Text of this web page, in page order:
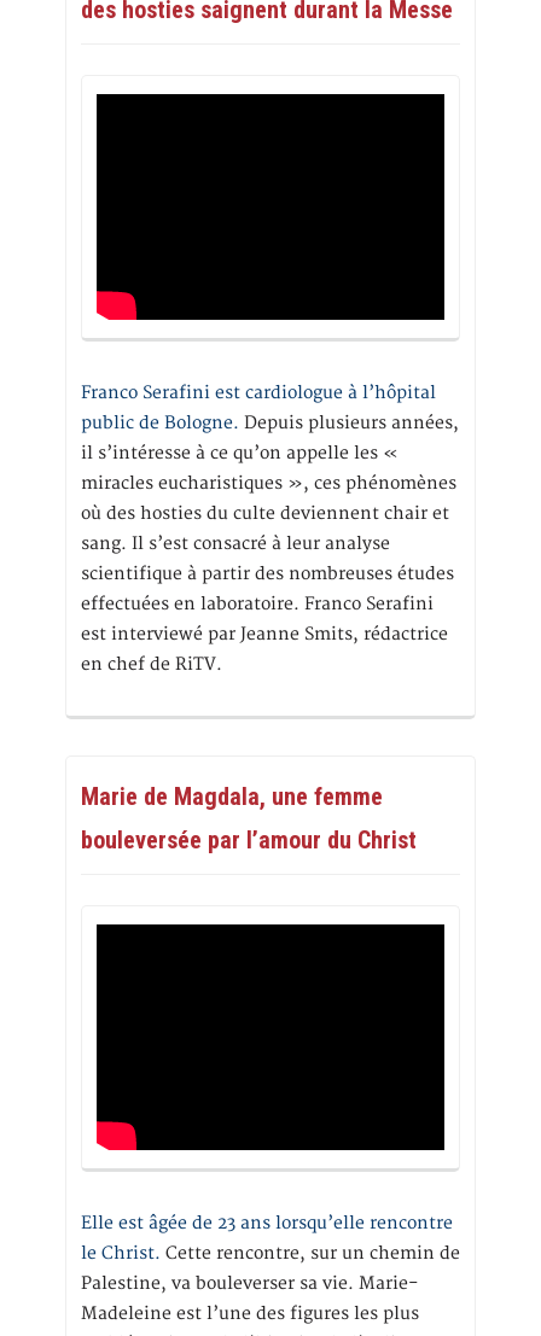
des hosties saignent durant la Messe
Franco Serafini est cardiologue à l’hôpital
public de Bologne. Depuis plusieurs années,
il s’intéresse à ce qu’on appelle les «
miracles eucharistiques », ces phénomènes
où des hosties du culte deviennent chair et
sang. Il s’est consacré à leur analyse
scientifique à partir des nombreuses études
effectuées en laboratoire. Franco Serafini
est interviewé par Jeanne Smits, rédactrice
en chef de RiTV.
Marie de Magdala, une femme
bouleversée par l’amour du Christ
Elle est âgée de 23 ans lorsqu’elle rencontre
le Christ. Cette rencontre, sur un chemin de
Palestine, va bouleverser sa vie. Marie-
Madeleine est l’une des figures les plus